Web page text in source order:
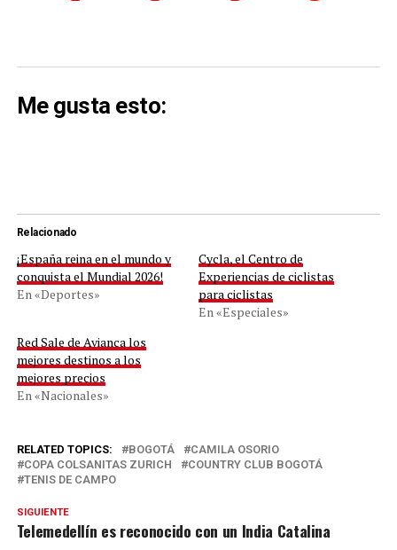
Me gusta esto:
Relacionado
¡España reina en el mundo y
conquista el Mundial 2026!
En «Deportes»
Cycla, el Centro de
Experiencias de ciclistas
para ciclistas
En «Especiales»
Red Sale de Avianca los
mejores destinos a los
mejores precios
En «Nacionales»
RELATED TOPICS: BOGOTÁ
CAMILA OSORIO
COPA COLSANITAS ZURICH
COUNTRY CLUB BOGOTÁ
TENIS DE CAMPO
SIGUIENTE
Telemedellín es reconocido con un India Catalina